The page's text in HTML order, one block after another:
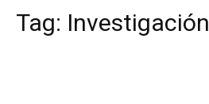
Tag: Investigación